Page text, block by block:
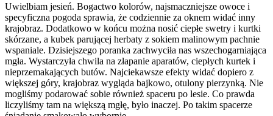
Uwielbiam jesień. Bogactwo kolorów, najsmaczniejsze owoce i
specyficzna pogoda sprawia, że codziennie za oknem widać inny
krajobraz. Dodatkowo w końcu można nosić ciepłe swetry i kurtki
skórzane, a kubek parującej herbaty z sokiem malinowym pachnie
wspaniale. Dzisiejszego poranka zachwyciła nas wszechogarniająca
mgła. Wystarczyła chwila na złapanie aparatów, ciepłych kurtek i
nieprzemakających butów. Najciekawsze efekty widać dopiero z
większej góry, krajobraz wygląda bajkowo, otulony pierzynką. Nie
mogliśmy podarować sobie również spaceru po lesie. Co prawda
liczyliśmy tam na większą mgłę, było inaczej. Po takim spacerze